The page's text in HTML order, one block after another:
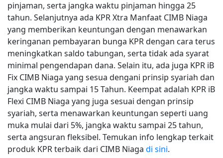
pinjaman, serta jangka waktu pinjaman hingga 25
tahun. Selanjutnya ada KPR Xtra Manfaat CIMB Niaga
yang memberikan keuntungan dengan menawarkan
keringanan pembayaran bunga KPR dengan cara terus
meningkatkan saldo tabungan, serta tidak ada syarat
minimal pengendapan dana. Selain itu, ada juga KPR iB
Fix CIMB Niaga yang sesua dengani prinsip syariah dan
jangka waktu sampai 15 Tahun. Keempat adalah KPR iB
Flexi CIMB Niaga yang juga sesuai dengan prinsip
syariah, serta menawarkan keuntungan seperti uang
muka mulai dari 5%, jangka waktu sampai 25 tahun,
serta angsuran fleksibel. Temukan info lengkap terkait
produk KPR terbaik dari CIMB Niaga di sini.